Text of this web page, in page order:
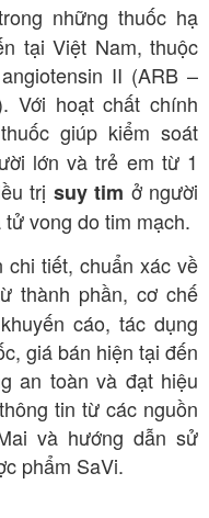
những thuốc hạ
tại Việt Nam, thuộc
II (ARB –
Với hoạt chất chính
giúp kiểm soát
lớn và trẻ em từ 1
trị suy tim ở người
vong do tim mạch.
chi tiết, chuẩn xác về
thành phần, cơ chế
cáo, tác dụng
giá bán hiện tại đến
an toàn và đạt hiệu
tin từ các nguồn
và hướng dẫn sử
phẩm SaVi.